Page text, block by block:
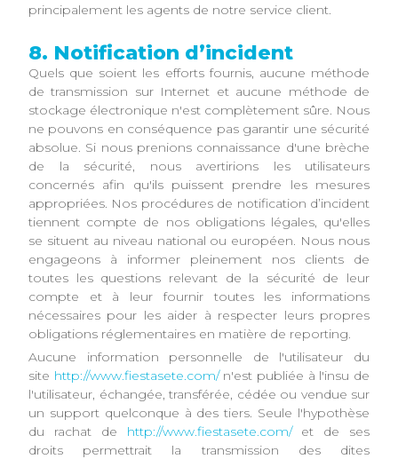
principalement les agents de notre service client.
8. Notification d’incident
Quels que soient les efforts fournis, aucune méthode
de transmission sur Internet et aucune méthode de
stockage électronique n'est complètement sûre. Nous
ne pouvons en conséquence pas garantir une sécurité
absolue. Si nous prenions connaissance d'une brèche
de la sécurité, nous avertirions les utilisateurs
concernés afin qu'ils puissent prendre les mesures
appropriées. Nos procédures de notification d’incident
tiennent compte de nos obligations légales, qu'elles
se situent au niveau national ou européen. Nous nous
engageons à informer pleinement nos clients de
toutes les questions relevant de la sécurité de leur
compte et à leur fournir toutes les informations
nécessaires pour les aider à respecter leurs propres
obligations réglementaires en matière de reporting.
Aucune information personnelle de l'utilisateur du
site http://www.fiestasete.com/n'est publiée à l'insu de
l'utilisateur, échangée, transférée, cédée ou vendue sur
un support quelconque à des tiers. Seule l'hypothèse
du rachat de http://www.fiestasete.com/et de ses
droits permettrait la transmission des dites